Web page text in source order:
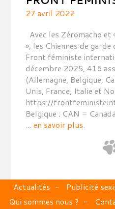
27 avril 2022
Avec les Zéromacho et
», les Chiennes de
Front féministe
décembre 2025, 416
(Allemagne, Belgique,
Unis, France, Italie et
https://
Belgique ; CAN =
...en savoir plus.
Actualités Publicité
Qui sommes nous ?